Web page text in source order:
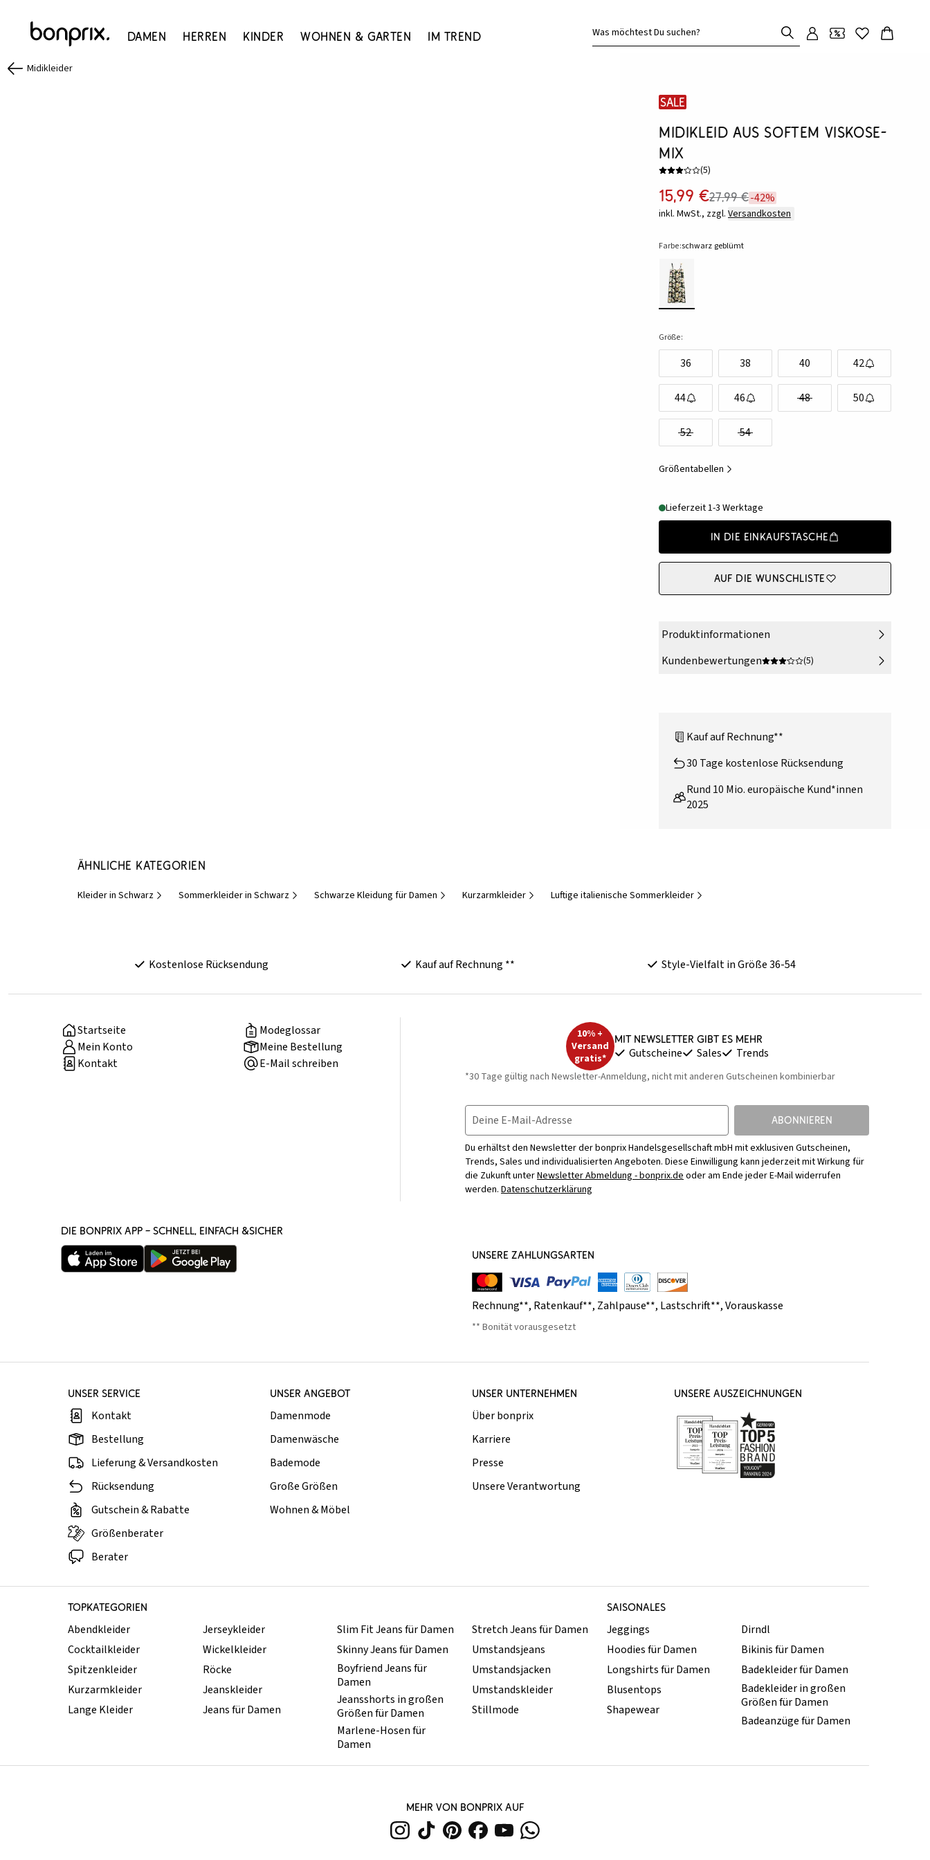
Damen Herren Kinder Wohnen & Garten Im Trend Was möchtest Du suchen?
Midikleider
SALE
Midikleid aus softem Viskose-
Mix
(5)
15,99 €27,99 €-42%
inkl. MwSt., zzgl. Versandkosten
Farbe:schwarz geblümt
Größe:
36 38 40 42
44 46 48 50
52 54
Größentabellen
Lieferzeit 1-3 Werktage
In die Einkaufstasche
Auf die Wunschliste
Produktinformationen
Kundenbewertungen
(5)
Kauf auf Rechnung**
30 Tage kostenlose Rücksendung
Rund 10 Mio. europäische Kund*innen
2025
Ähnliche Kategorien
Kleider in Schwarz Sommerkleider in Schwarz Schwarze Kleidung für Damen Kurzarmkleider Luftige italienische Sommerkleider
Kostenlose Rücksendung Kauf auf Rechnung ** Style-Vielfalt in Größe 36-54
Startseite
Modeglossar
Mein Konto
Meine Bestellung
Kontakt
E-Mail schreiben
10% +
Versand
gratis*
Mit Newsletter gibt es mehr
Gutscheine Sales Trends
*30 Tage gültig nach Newsletter-Anmeldung, nicht mit anderen Gutscheinen kombinierbar
Deine E-Mail-Adresse ABONNIEREN
Du erhältst den Newsletter der bonprix Handelsgesellschaft mbH mit exklusiven Gutscheinen,
Trends, Sales und individualisierten Angeboten. Diese Einwilligung kann jederzeit mit Wirkung für
die Zukunft unterNewsletter Abmeldung - bonprix.deoder am Ende jeder E-Mail widerrufen
werden. Datenschutzerklärung
DIE BONPRIX APP – SCHNELL, EINFACH &SICHER
UNSERE ZAHLUNGSARTEN
Rechnung**, Ratenkauf**, Zahlpause**, Lastschrift**,Vorauskasse
** Bonität vorausgesetzt
UNSER SERVICE
Kontakt
Bestellung
Lieferung & Versandkosten
Rücksendung
Gutschein & Rabatte
Größenberater
Berater
UNSER ANGEBOT
Damenmode
Damenwäsche
Bademode
Große Größen
Wohnen & Möbel
UNSER UNTERNEHMEN
Über bonprix
Karriere
Presse
Unsere Verantwortung
UNSERE AUSZEICHNUNGEN
TOPKATEGORIEN SAISONALES
Abendkleider
Cocktailkleider
Spitzenkleider
Kurzarmkleider
Lange Kleider
Jerseykleider
Wickelkleider
Röcke
Jeanskleider
Jeans für Damen
Slim Fit Jeans für Damen
Skinny Jeans für Damen
Boyfriend Jeans für
Damen
Jeansshorts in großen
Größen für Damen
Marlene-Hosen für
Damen
Stretch Jeans für Damen
Umstandsjeans
Umstandsjacken
Umstandskleider
Stillmode
Jeggings
Hoodies für Damen
Longshirts für Damen
Blusentops
Shapewear
Dirndl
Bikinis für Damen
Badekleider für Damen
Badekleider in großen
Größen für Damen
Badeanzüge für Damen
MEHR VON BONPRIX AUF